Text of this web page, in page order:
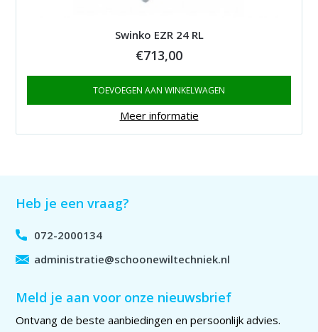
Swinko EZR 24 RL
€713,00
TOEVOEGEN AAN WINKELWAGEN
Meer informatie
Heb je een vraag?
072-2000134
administratie@schoonewiltechniek.nl
Meld je aan voor onze nieuwsbrief
Ontvang de beste aanbiedingen en persoonlijk advies.